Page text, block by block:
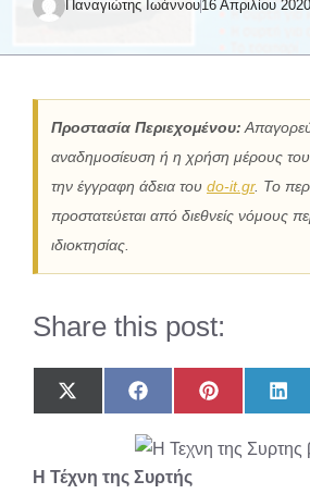
Παναγιώτης Ιωάννου16 Απριλίου 2020
Προστασία Περιεχομένου:
αναδημοσίευση ή η χρήση μέρους του
την έγγραφη άδεια του do-it.gr. Το
προστατεύεται από διεθνείς νόμους
ιδιοκτησίας.
Share this post:
Share
on
Share
on
Facebook
Share
on
on
Η Τέχνη της Συρτής